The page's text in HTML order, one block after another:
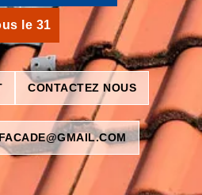
le 31
CONTACTEZ NOUS